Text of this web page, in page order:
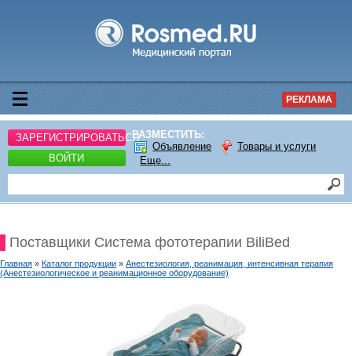
РЕКЛАМА
ЗАРЕГИСТРИРОВАТЬСЯ
ВОЙТИ
РАЗМЕСТИТЬ:
Объявление
Товары и услуги
Еще...
Поставщики Система фототерапии BiliBed
Главная » Каталог продукции » Анестезиология, реанимация, интенсивная терапия
(Анестезиологическое и реанимационное оборудование)